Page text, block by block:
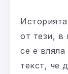
от тези, в
се е
текст, че